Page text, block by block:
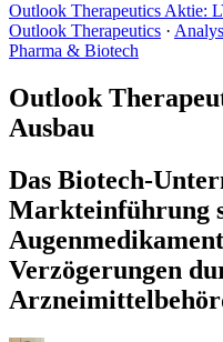
Outlook Therapeutics Aktie:
Outlook Therapeutics ·
Pharma & Biotech
Outlook
Ausbau
Das Biotech-
Markteinführung
Verzögerungen